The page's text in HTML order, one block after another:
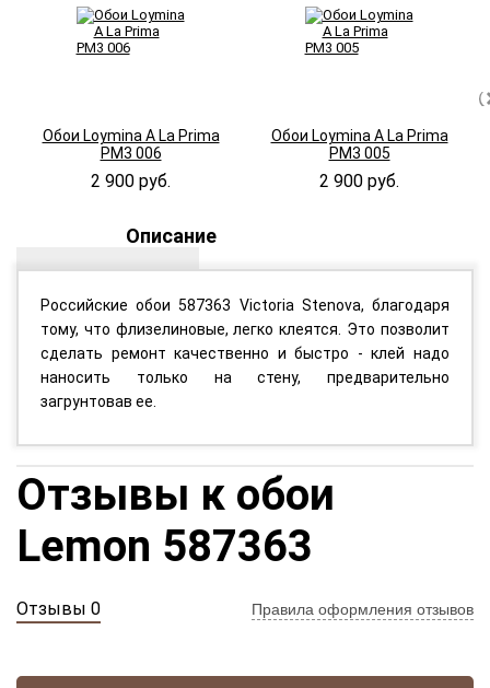
Обои Loymina A La Prima
PM3 006
2 900 руб.
Обои Loymina A La Prima
PM3 005
2 900 руб.
Описание
Российские обои 587363 Victoria Stenova, благодаря
тому, что флизелиновые, легко клеятся. Это позволит
сделать ремонт качественно и быстро - клей надо
наносить только на стену, предварительно
загрунтовав ее.
Отзывы к обои
Lemon 587363
Отзывы 0 Правила оформления отзывов